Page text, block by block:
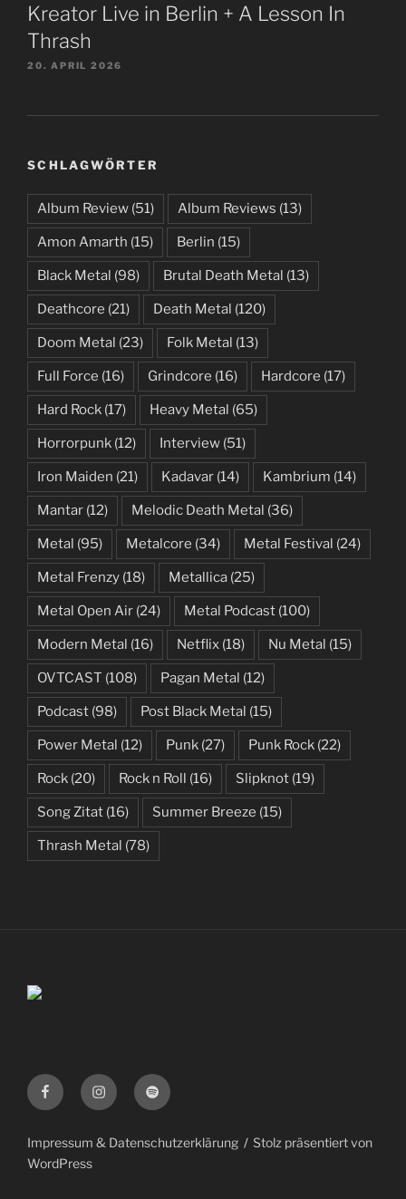
Kreator Live in Berlin + A Lesson In
Thrash
20. APRIL 2026
SCHLAGWÖRTER
Album Review (51) Album Reviews (13)
Amon Amarth (15) Berlin (15)
Black Metal (98) Brutal Death Metal (13)
Deathcore (21) Death Metal (120)
Doom Metal (23) Folk Metal (13)
Full Force (16) Grindcore (16) Hardcore (17)
Hard Rock (17) Heavy Metal (65)
Horrorpunk (12) Interview (51)
Iron Maiden (21) Kadavar (14) Kambrium (14)
Mantar (12) Melodic Death Metal (36)
Metal (95) Metalcore (34) Metal Festival (24)
Metal Frenzy (18) Metallica (25)
Metal Open Air (24) Metal Podcast (100)
Modern Metal (16) Netflix (18) Nu Metal (15)
OVTCAST (108) Pagan Metal (12)
Podcast (98) Post Black Metal (15)
Power Metal (12) Punk (27) Punk Rock (22)
Rock (20) Rock n Roll (16) Slipknot (19)
Song Zitat (16) Summer Breeze (15)
Thrash Metal (78)
FacebookInstagramSpotify
Impressum & Datenschutzerklärung
Stolz präsentiert von
WordPress